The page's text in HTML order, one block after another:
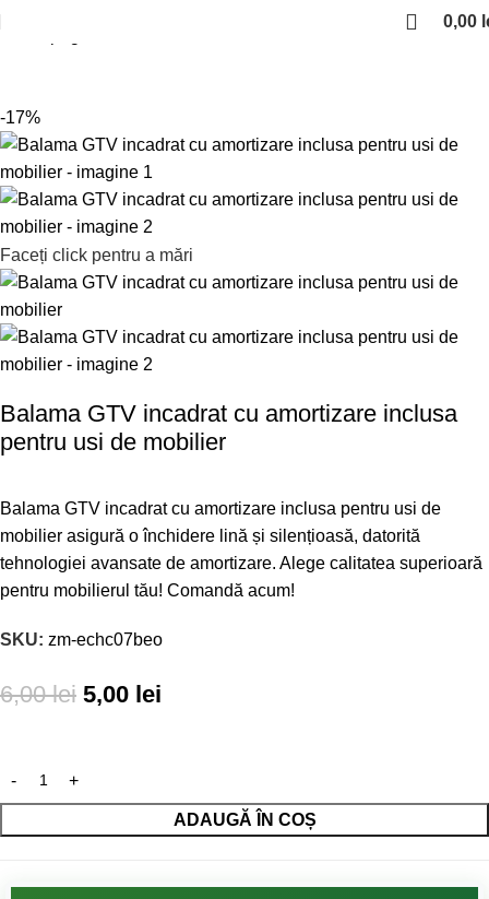
0,00
-17%
Faceți click pentru a mări
Balama GTV incadrat cu amortizare inclusa
pentru usi de mobilier
Balama GTV incadrat cu amortizare inclusa pentru usi de
mobilier asigură o închidere lină și silențioasă, datorită
tehnologiei avansate de amortizare. Alege calitatea superioară
pentru mobilierul tău! Comandă acum!
SKU: zm-echc07beo
6,00lei 5,00 lei
ADAUGĂ ÎN COȘ